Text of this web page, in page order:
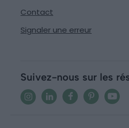
Contact
Signaler une erreur
Suivez-nous sur les